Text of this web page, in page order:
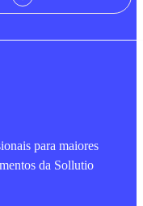
para maiores
da Sollutio